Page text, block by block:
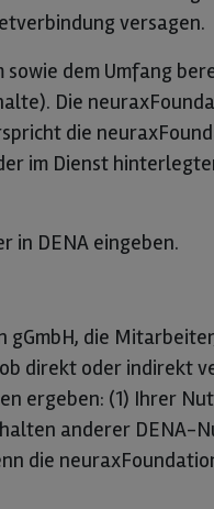
versagen.
dem Umfang
Die
die
im Dienst
in DENA eingeben.
die
direkt oder indirekt
ergeben: (1) Ihrer
anderer DENA-
die